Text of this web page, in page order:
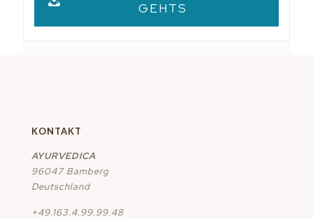
GEHTS
KONTAKT
AYURVEDICA
96047 Bamberg
Deutschland
+49.163.4.99.99.48